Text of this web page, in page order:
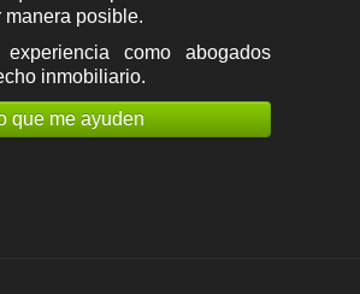
manera posible.
como abogados
inmobiliario.
que me ayuden